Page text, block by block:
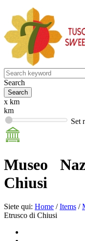
Search
x km
km
Set
Museo
Chiusi
Siete qui: Home / Items /
Etrusco di Chiusi